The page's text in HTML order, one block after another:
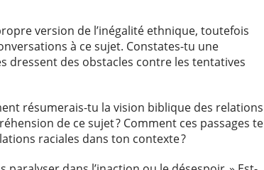
version de l’inégalité ethnique, toutefois
à ce sujet. Constates-tu une
dressent des obstacles contre les tentatives
résumerais-tu la vision biblique des relations
de ce sujet ? Comment ces passages te
raciales dans ton contexte ?